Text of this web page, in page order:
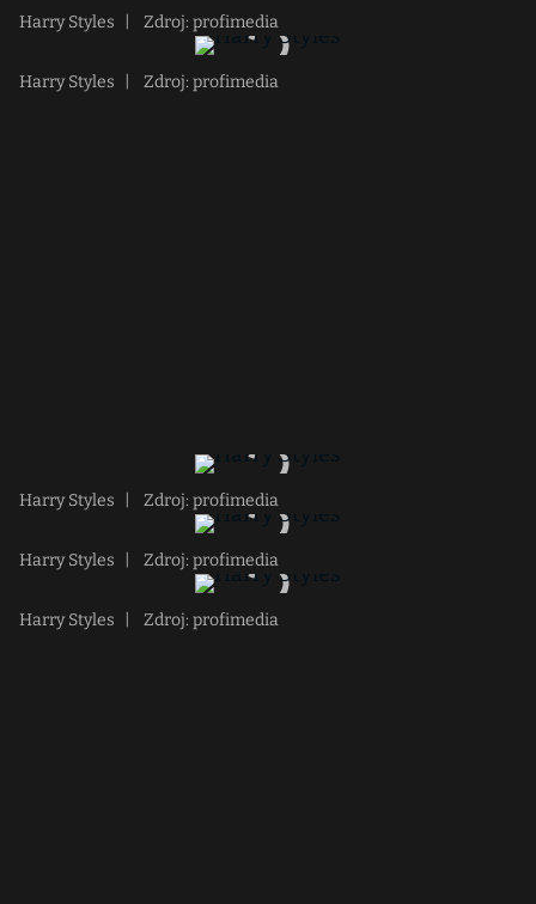
Harry Styles Zdroj: profimedia
Harry Styles Zdroj: profimedia
Harry Styles Zdroj: profimedia
Harry Styles Zdroj: profimedia
Harry Styles Zdroj: profimedia